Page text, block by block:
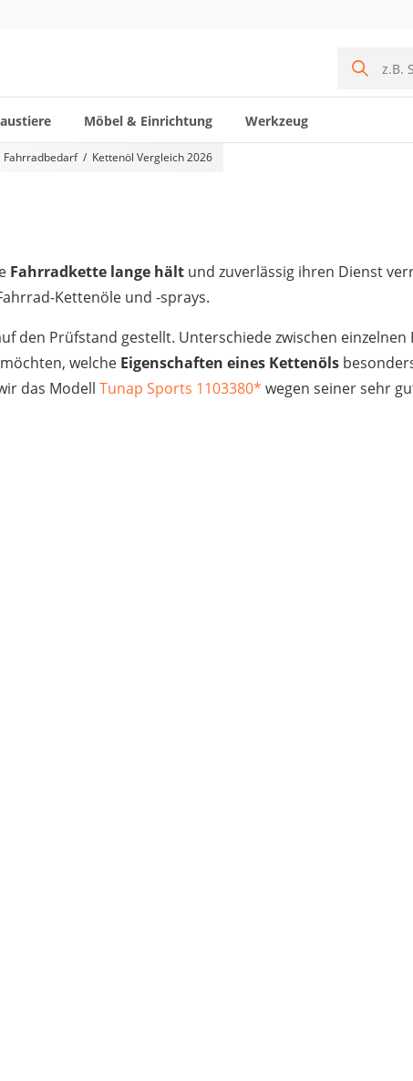
Möbel & Einrichtung Werkzeug
Fahrradbedarf Kettenöl Vergleich 2026
Fahrradkette lange hält und zuverlässig ihren Dienst
Kettenöle und -sprays.
den Prüfstand gestellt. Unterschiede zwischen
welche Eigenschaften eines Kettenöls
das Modell Tunap Sports 1103380* wegen seiner sehr